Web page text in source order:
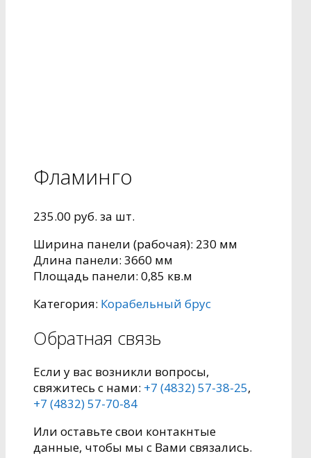
Фламинго
235.00 руб. за шт.
Ширина панели (рабочая): 230 мм
Длина панели: 3660 мм
Площадь панели: 0,85 кв.м
Категория: Корабельный брус
Обратная связь
Если у вас возникли вопросы,
свяжитесь с нами: +7 (4832) 57-38-25,
+7 (4832) 57-70-84
Или оставьте свои контакнтые
данные, чтобы мы с Вами связались.